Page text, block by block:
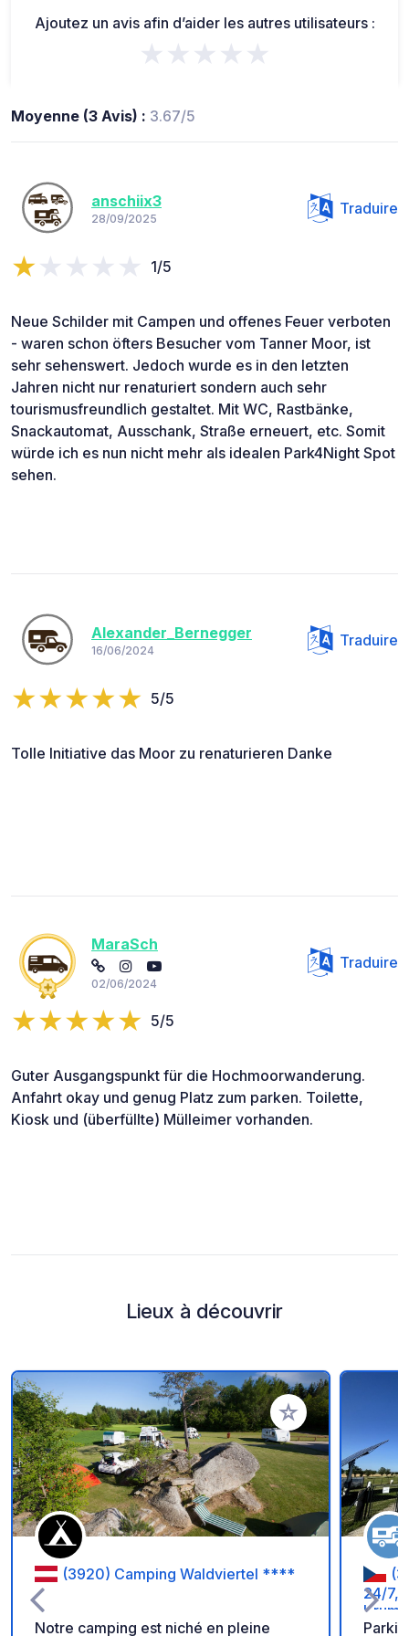
Ajoutez un avis afin d’aider les autres utilisateurs :
★★★★★
Moyenne (3 Avis) : 3.67/5
anschiix3
28/09/2025
Traduire
1/5
Neue Schilder mit Campen und offenes Feuer verboten
- waren schon öfters Besucher vom Tanner Moor, ist
sehr sehenswert. Jedoch wurde es in den letzten
Jahren nicht nur renaturiert sondern auch sehr
tourismusfreundlich gestaltet. Mit WC, Rastbänke,
Snackautomat, Ausschank, Straße erneuert, etc. Somit
würde ich es nun nicht mehr als idealen Park4Night Spot
sehen.
Alexander_Bernegger
16/06/2024
Traduire
5/5
Tolle Initiative das Moor zu renaturieren Danke
MaraSch
02/06/2024
Traduire
5/5
Guter Ausgangspunkt für die Hochmoorwanderung.
Anfahrt okay und genug Platz zum parken. Toilette,
Kiosk und (überfüllte) Mülleimer vorhanden.
Lieux à découvrir
Ajouter à vos
(3920) Camping Waldviertel ****
Notre camping est niché en pleine
24/7,